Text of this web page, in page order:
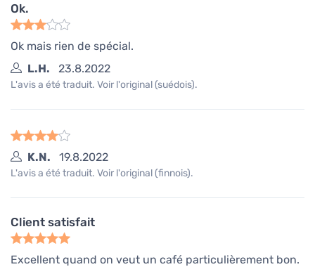
Ok.
Ok mais rien de spécial.
L.H.
23.8.2022
L'avis a été traduit. Voir l'original (suédois).
K.N. 19.8.2022
L'avis a été traduit. Voir l'original (finnois).
Client satisfait
Excellent quand on veut un café particulièrement bon.